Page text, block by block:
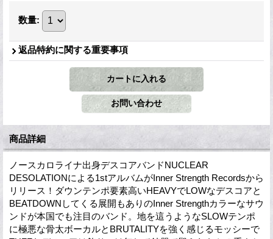
数量:
返品特約に関する重要事項
商品詳細
ノースカロライナ出身デスコアバンドNUCLEAR
DESOLATIONによる1stアルバムがInner Strength Recordsから
リリース！ダウンテンポ要素高いHEAVYでLOWなデスコアと
BEATDOWNしてくる展開もありのInner Strengthカラーなサウ
ンドが本国でも注目のバンド。地を這うようなSLOWテンポ
に極悪な骨太ボーカルとBRUTALITYを強く感じるモッシーで